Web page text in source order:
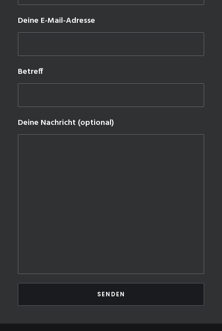
Deine E-Mail-Adresse
Betreff
Deine Nachricht (optional)